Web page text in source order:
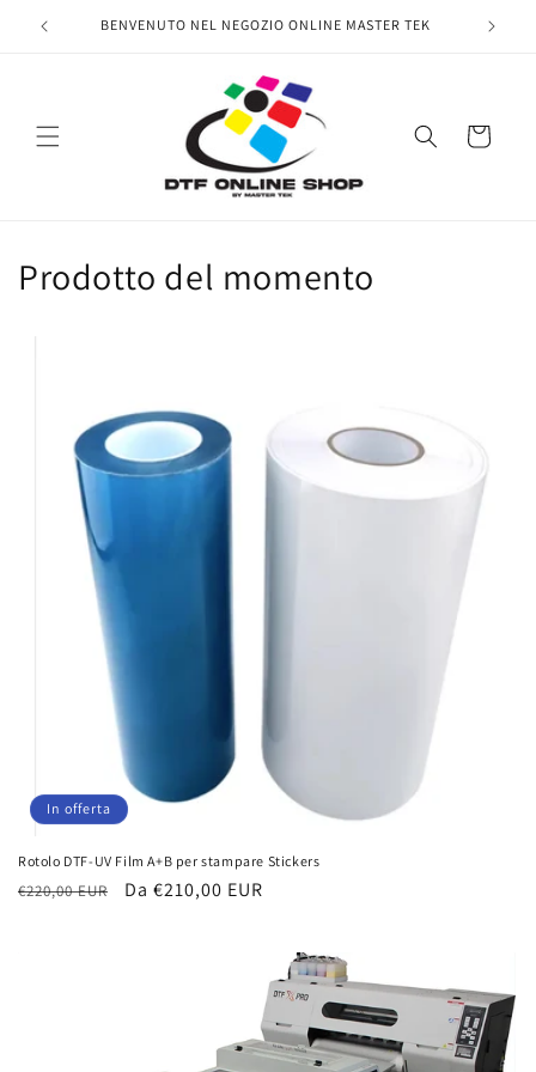
direttamenteBENVENUTO NEL NEGOZIO ONLINE MASTER TEK
Carrello
Prodotto del momento
In offerta
Rotolo DTF-UV Film A+B per stampare Stickers
Prezzo
€220,00 EUR
Prezzo
Da €210,00 EUR